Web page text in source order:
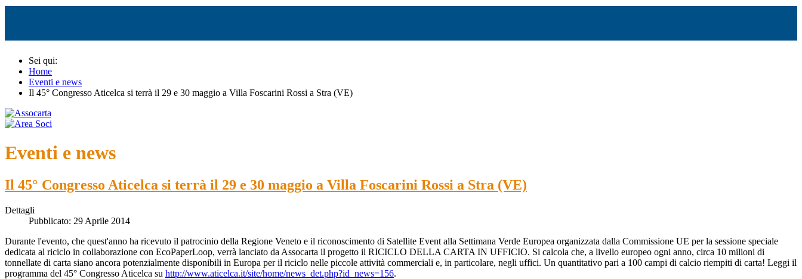
Sei qui:
Home
Eventi e news
Il 45° Congresso Aticelca si terrà il 29 e 30 maggio a Villa Foscarini Rossi a Stra (VE)
Eventi e news
Il 45° Congresso Aticelca si terrà il 29 e 30 maggio a Villa Foscarini Rossi a Stra (VE)
Dettagli
Pubblicato: 29 Aprile 2014
Durante l'evento, che quest'anno ha ricevuto il patrocinio della Regione Veneto e il riconoscimento di Satellite Event alla Settimana Verde Europea organizzata dalla Commissione UE per la sessione speciale
dedicata al riciclo in collaborazione con EcoPaperLoop, verrà lanciato da Assocarta il progetto il RICICLO DELLA CARTA IN UFFICIO. Si calcola che, a livello europeo ogni anno, circa 10 milioni di
tonnellate di carta siano ancora potenzialmente disponibili in Europa per il riciclo nelle piccole attività commerciali e, in particolare, negli uffici. Un quantitativo pari a 100 campi di calcio riempiti di carta! Leggi il
programma del 45° Congresso Aticelca su http://www.aticelca.it/site/home/news_det.php?id_news=156.